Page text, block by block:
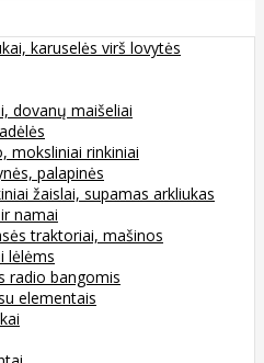
karuselės virš lovytės
dovanų maišeliai
moksliniai rinkiniai
palapinės
žaislai, supamas arkliukas
namai
traktoriai, mašinos
lėlėms
radio bangomis
elementais